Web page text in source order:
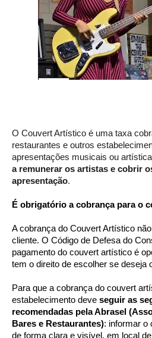
O Couvert Artístico é uma taxa
restaurantes e outros
apresentações musicais ou
a remunerar os artistas e cobrir
apresentação.
É obrigatório a cobrança para o
A cobrança do Couvert Artístico
cliente. O Código de Defesa do
pagamento do couvert artístico é
tem o direito de escolher se deseja
Para que a cobrança do couvert
estabelecimento deve seguir as
recomendadas pela Abrasel
Bares e Restaurantes): informar o
de forma clara e visível, em local